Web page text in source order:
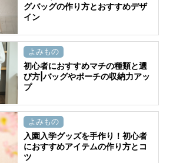
グバッグの作り方とおすすめデザ
イン
よみもの
初心者におすすめマチの種類と選
び方|バッグやポーチの収納力アッ
プ
よみもの
入園入学グッズを手作り！初心者
におすすめアイテムの作り方とコ
ツ